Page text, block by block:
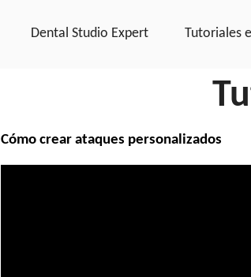
Dental Studio Expert Tutoriales
Cómo crear ataques personalizados